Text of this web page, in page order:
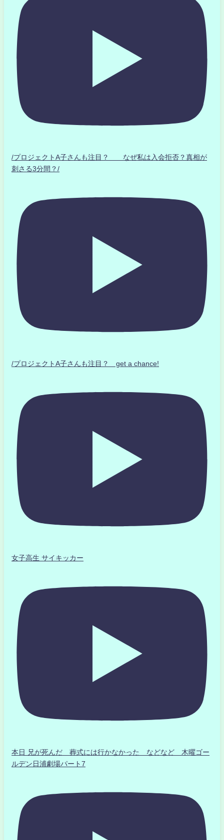
/プロジェクトA子さんも注目？ なぜ私は入会拒否？真相が
刺さる3分間？/
/プロジェクトA子さんも注目？ get a chance!
女子高生 サイキッカー
本日 兄が死んだ 葬式には行かなかった などなど 木曜ゴー
ルデン日浦劇場パート7